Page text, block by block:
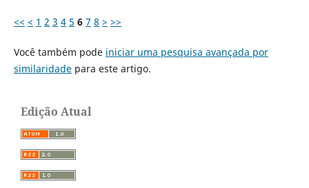
<< < 1 2 3 4 5 6 7 8 > >>
Você também pode iniciar uma pesquisa avançada por
similaridadepara este artigo.
Edição Atual